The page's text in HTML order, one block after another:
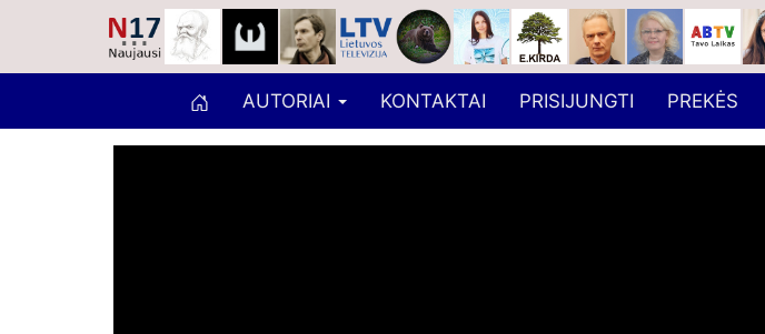
AUTORIAI KONTAKTAI PRISIJUNGTI PREKĖS